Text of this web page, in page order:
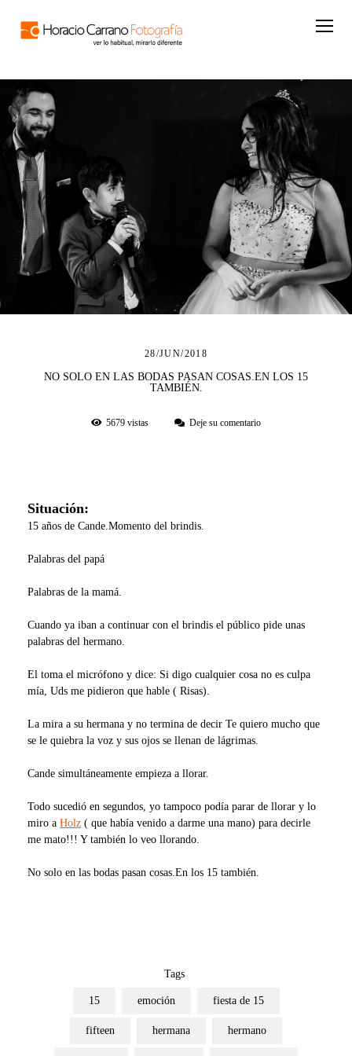
28/JUN/2018
NO SOLO EN LAS BODAS PASAN COSAS.EN LOS 15
TAMBIÉN.
5679 vistas Deje su comentario
Situación:
15 años de Cande.Momento del brindis.
Palabras del papá
Palabras de la mamá.
Cuando ya iban a continuar con el brindis el público pide unas
palabras del hermano.
El toma el micrófono y dice: Si digo cualquier cosa no es culpa
mía, Uds me pidieron que hable ( Risas).
La mira a su hermana y no termina de decir Te quiero mucho que
se le quiebra la voz y sus ojos se llenan de lágrimas.
Cande simultáneamente empieza a llorar.
Todo sucedió en segundos, yo tampoco podía parar de llorar y lo
miro a Holz ( que había venido a darme una mano) para decirle
me mato!!! Y también lo veo llorando.
No solo en las bodas pasan cosas.En los 15 también.
Tags
15 emoción fiesta de 15
fifteen hermana hermano